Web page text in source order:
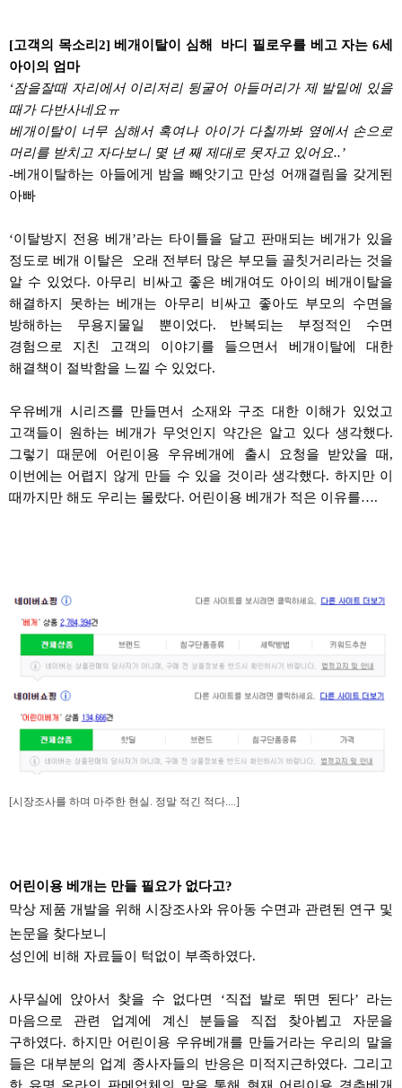
[고객의 목소리 2] 베개이탈이 심해 바디 필로우를 베고 자는6세
아이의 엄마
‘잠을잘때자리에서 이리저리 뒹굴어 아들머리가 제 발밑에있을
때가 다반사네요ㅠ
베개이탈이 너무 심해서 혹여나 아이가 다칠까봐옆에서 손으로
머리를 받치고 자다보니 몇 년 째 제대로 못자고 있어요..’
-베개이탈하는 아들에게 밤을 빼앗기고 만성 어깨결림을 갖게된
아빠
‘이탈방지 전용 베개 ’라는 타이틀을 달고 판매되는 베개가 있을
정도로 베개 이탈은
오래 전부터 많은 부모들 골칫거리라는 것을
알 수 있었다. 아무리 비싸고 좋은 베개여도 아이의 베개이탈을
해결하지 못하는 베개는 아무리 비싸고 좋아도 부모의 수면을
방해하는 무용지물일 뿐이었다. 반복되는 부정적인 수면
경험으로 지친 고객의 이야기를 들으면서 베개이탈에 대한
해결책이 절박함을 느낄 수 있었다.
우유베개
시리즈를 만들면서 소재와 구조 대한 이해가 있었고
고객들이 원하는 베개가 무엇인지 약간은 알고 있다 생각했다.
그렇기 때문에 어린이용 우유베개에 출시 요청을 받았을 때 ,
이번에는 어렵지 않게 만들 수 있을 것이라 생각했다. 하지만 이
때까지만 해도 우리는 몰랐다. 어린이용 베개가 적은 이유를….
[시장조사를 하며 마주한 현실. 정말 적긴 적다....]
어린이용 베개는 만들 필요가 없다고?
막상 제품 개발을 위해 시장조사와 유아동 수면과 관련된 연구 및
논문을 찾다보니
성인에 비해 자료들이 턱없이 부족하였다.
사무실에 앉아서 찾을 수 없다면 ‘직접 발로 뛰면 된다’ 라는
마음으로 관련 업계에 계신 분들을 직접 찾아뵙고
자문을
구하였다. 하지만 어린이용 우유베개를 만들거라는 우리의 말을
들은 대부분의 업계 종사자들의 반응은 미적지근하였다. 그리고